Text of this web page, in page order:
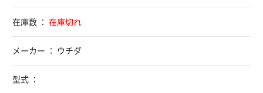
在庫数 ： 在庫切れ
メーカー ： ウチダ
型式 ：